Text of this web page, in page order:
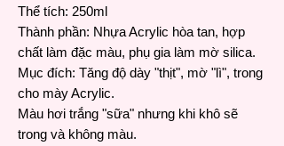
Thể tích: 250ml
Thành phần: Nhựa Acrylic hòa tan, hợp
chất làm đặc màu, phụ gia làm mờ silica.
Mục đích: Tăng độ dày "thịt", mờ "lì", trong
cho mày Acrylic.
Màu hơi trắng "sữa" nhưng khi khô sẽ
trong và không màu.